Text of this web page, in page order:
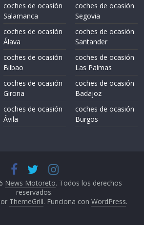
coches de ocasión
Salamanca
coches de ocasión
Álava
coches de ocasión
Bilbao
coches de ocasión
Girona
coches de ocasión
Ávila
coches de ocasión
Segovia
coches de ocasión
Santander
coches de ocasión
Las Palmas
coches de ocasión
Badajoz
coches de ocasión
Burgos
News Motoreto. Todos los derechos
reservados.
ThemeGrill. Funciona conWordPress.